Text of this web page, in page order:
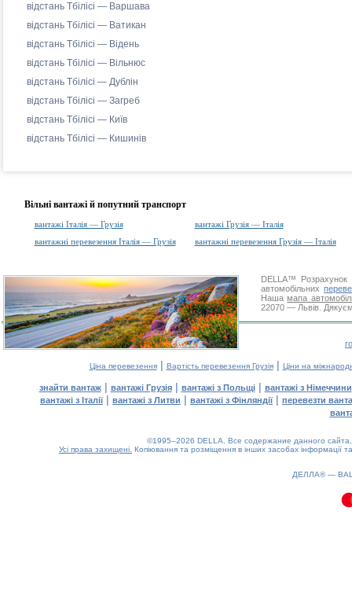
відстань Тбілісі — Варшава
відстань Тбілісі — Ватикан
відстань Тбілісі — Відень
відстань Тбілісі — Вільнюс
відстань Тбілісі — Дублін
відстань Тбілісі — Загреб
відстань Тбілісі — Київ
відстань Тбілісі — Кишинів
Вільні вантажі й попутний транспорт
вантажі Італія — Грузія
вантажі Грузія — Італія
вантажні перевезення Італія — Грузія
вантажні перевезення Грузія — Італія
DELLA™ Розрахунок
автомобільних
Нашамапа
22070 — Львів.
Ціна перевезення| Вартість перевезення Грузія| Ціни на
знайти вантаж| вантажі Грузія| вантажі з Польщі| вантажі з Німеччини
вантажі з Італії| вантажі з Литви | вантажі з Фінляндії| перевезти
©1995–2026 DELLA. Все содержание данного
Усі права захищені. Копіювання та розміщення в інших засобах інформації
ДЕЛЛА® —